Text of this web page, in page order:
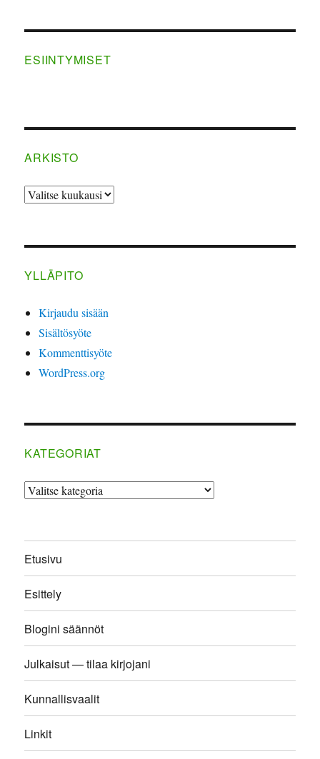
ESIINTYMISET
ARKISTO
ARKISTO
YLLÄPITO
Kirjaudu sisään
Sisältösyöte
Kommenttisyöte
WordPress.org
KATEGORIAT
Kategoriat
Etusivu
Esittely
Blogini säännöt
Julkaisut — tilaa kirjojani
Kunnallisvaalit
Linkit